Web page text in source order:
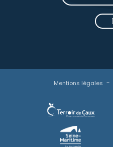
Mentions légales